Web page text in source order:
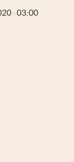
03:00